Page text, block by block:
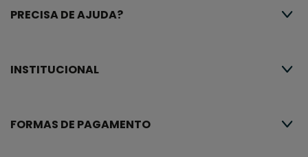
PRECISA DE AJUDA?
INSTITUCIONAL
FORMAS DE PAGAMENTO